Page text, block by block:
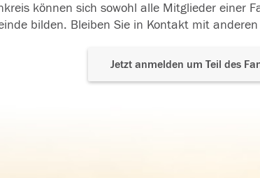
können sich sowohl alle Mitglieder einer
bilden. Bleiben Sie in Kontakt mit
Jetzt anmelden um Teil des